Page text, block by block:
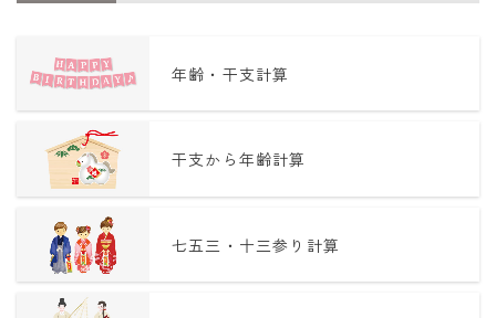
年齢・干支計算
干支から年齢計算
七五三・十三参り計算